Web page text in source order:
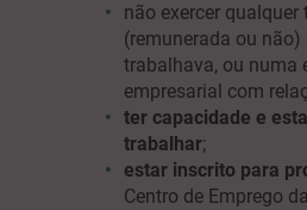
não exercer
(remunerada ou
trabalhava, ou numa
empresarial com
ter capacidade e
trabalhar;
estar inscrito para
Centro de Emprego